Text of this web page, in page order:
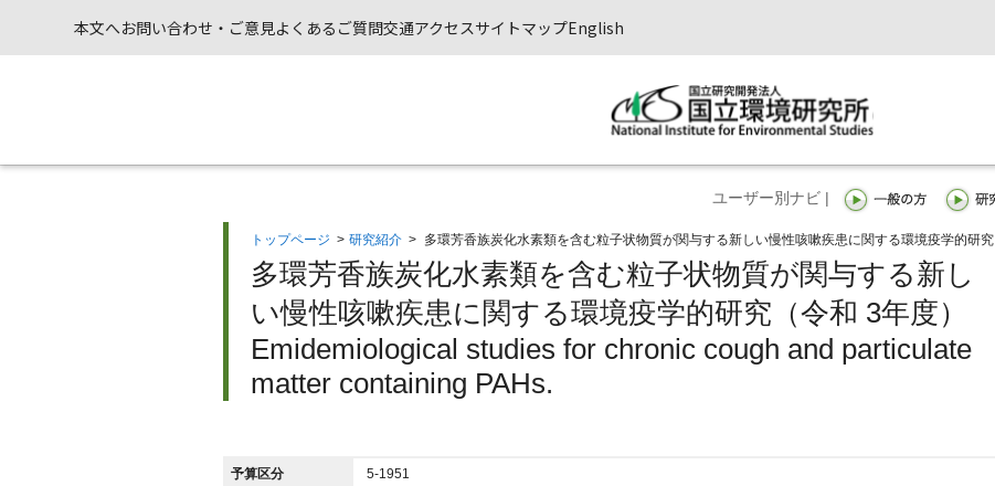
本文へお問い合わせ・ご意見よくあるご質問交通アクセスサイトマップEnglish
ユーザー別ナビ |
トップページ > 研究紹介 > 多環芳香族炭化水素類を含む粒子状物質が関与する新しい慢性咳嗽疾患に関する環境疫学的研究
多環芳香族炭化水素類を含む粒子状物質が関与する新し
い慢性咳嗽疾患に関する環境疫学的研究（令和 3年度）
Emidemiological studies for chronic cough and particulate
matter containing PAHs.
予算区分 5-1951